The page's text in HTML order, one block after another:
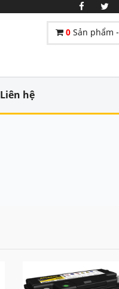
0 Sản phẩm -
Liên hệ